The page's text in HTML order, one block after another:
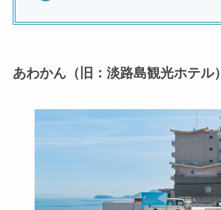
あわかん（旧：淡路島観光ホテル）